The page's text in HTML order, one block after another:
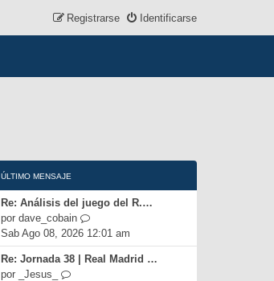
Identificarse
Registrarse
ÚLTIMO MENSAJE
Re: Análisis del juego del R.…
por dave_cobain
V
e
r
ú
Sab Ago 08, 2026 12:01 am
Re: Jornada 38 | Real Madrid …
por
_Jesus_
V